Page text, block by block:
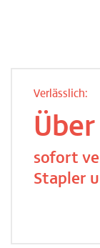
Verlässlich:
sofort
Stapler